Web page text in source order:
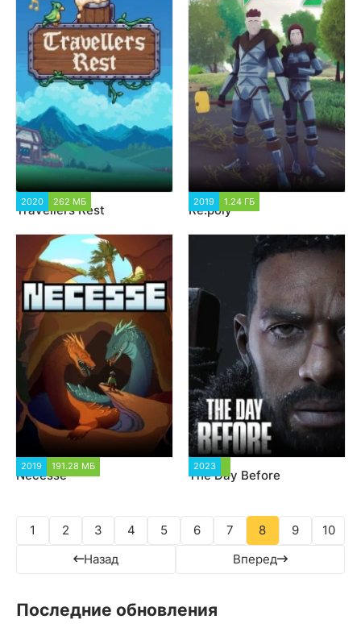
2020 262 МБ
Travellers Rest
2019 1.24 ГБ
Re.poly
2019 191.28 МБ
Necesse
2023
The Day Before
Назад
1 2 3 4 5 6 7 8 9
10
Вперед
Последние обновления